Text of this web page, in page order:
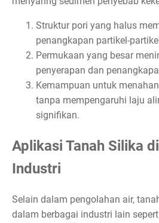
Struktur pori yang halus
penangkapan partikel-
Permukaan yang besar
penyerapan dan
Kemampuan untuk
tanpa mempengaruhi laju
signifikan.
Aplikasi Tanah Silika
Industri
Selain dalam pengolahan air,
dalam berbagai industri lain